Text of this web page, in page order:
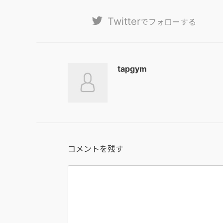
Twitterでフォローする
tapgym
コメントを残す